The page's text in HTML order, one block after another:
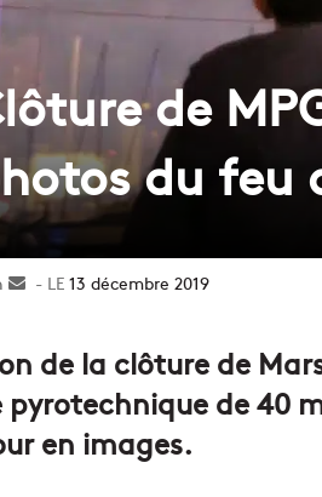
de
du feu
Envoyer13 décembre 2019
de la clôture de
de 40
en images.